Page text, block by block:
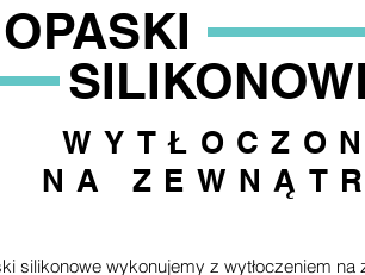
OPASKI
NA
silikonowe wykonujemy z wytłoczeniem na